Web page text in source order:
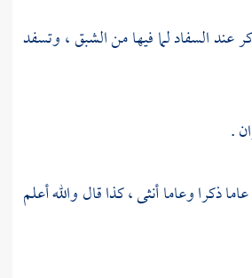
عند السفاد لما فيها من الشبق ، وتسفد
.
ذكرا وعاما أنثى ، كذا قال والله أعلم